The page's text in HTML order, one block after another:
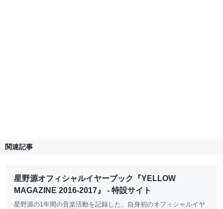
関連記事
星野源オフィシャルイヤーブック『YELLOW
MAGAZINE 2016-2017』 - 特設サイト
星野源の1年間の音楽活動を記録した、自身初のオフィシャルイヤ